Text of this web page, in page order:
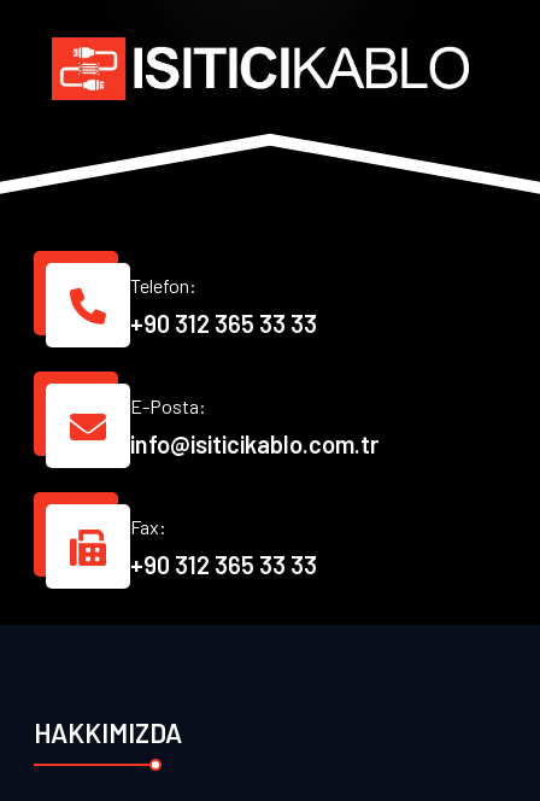
Telefon:
+90 312 365 33 33
E-Posta:
info@isiticikablo.com.tr
Fax:
+90 312 365 33 33
HAKKIMIZDA